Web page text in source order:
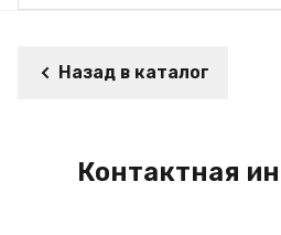
Назад в каталог
Контактная